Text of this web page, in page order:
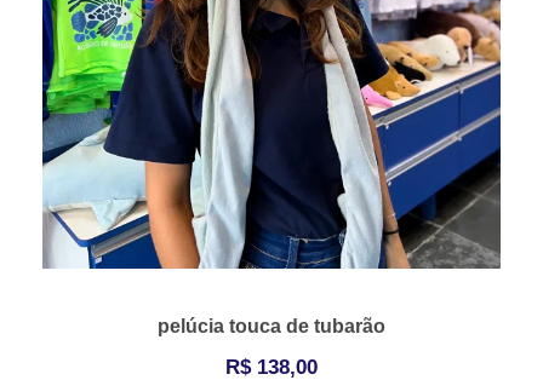
pelúcia touca de tubarão
R$138,00